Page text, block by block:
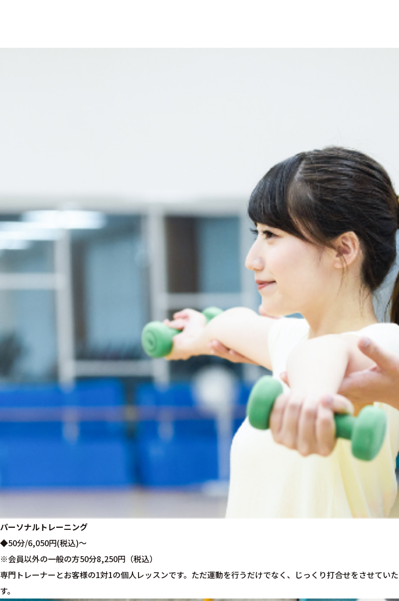
パーソナルトレーニング
◆50分/6,050円(税込)〜
※会員以外の一般の方50分8,250円（税込）
専門トレーナーとお客様の1対1の個人レッスンです。ただ運動を行うだけでなく、じっくり打合せをさせて
す。